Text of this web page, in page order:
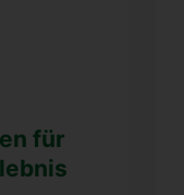
für